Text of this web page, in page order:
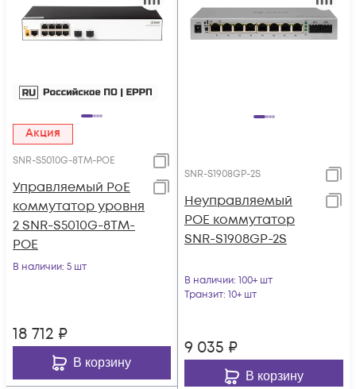
Акция
SNR-S5010G-8TM-POE
Управляемый PoE
коммутатор уровня
2 SNR-S5010G-8TM-
POE
В наличии: 5 шт
18 712 ₽
В корзину
SNR-S1908GP-2S
Неуправляемый
POE коммутатор
SNR-S1908GP-2S
В наличии: 100+ шт
Транзит: 10+ шт
9 035 ₽
В корзину